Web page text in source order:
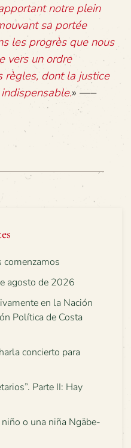
notre plein
sa portée
les progrès que nous
vers un ordre
règles, dont la justice
» —–
comenzamos
agosto de 2026
en la Nación
Política de Costa
concierto para
Parte II: Hay
o una niña Ngäbe-